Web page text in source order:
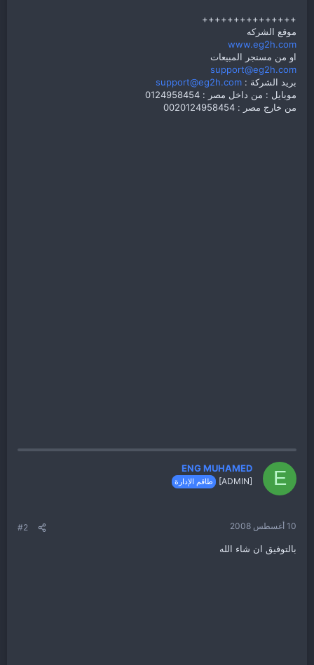
+++++++++++++++
موقع الشركه
www.eg2h.com
او من مسنجر المبيعات
support@eg2h.com
بريد الشركة : support@eg2h.com
موبايل : من داخل مصر : 0124958454
من خارج مصر : 0020124958454
E
ENG MUHAMED
[ADMIN] طاقم الإدارة
10 أغسطس 2008 #2
بالتوفيق ان شاء الله